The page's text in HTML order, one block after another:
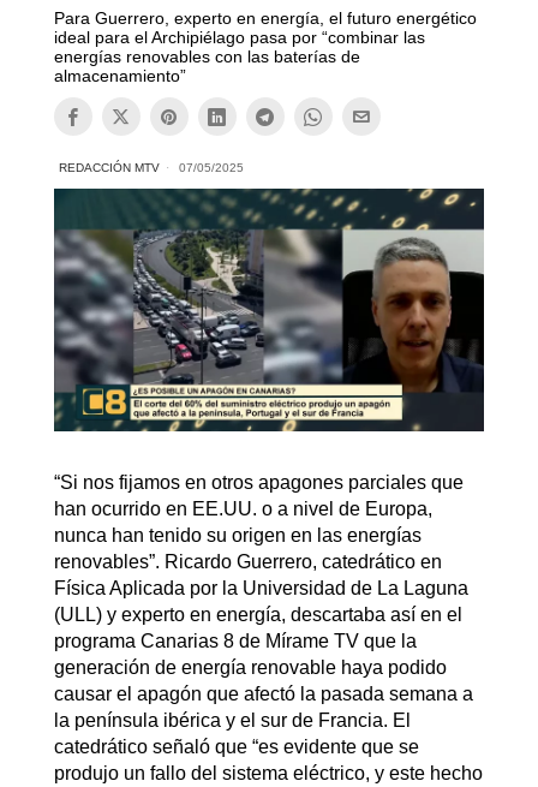
Para Guerrero, experto en energía, el futuro energético
ideal para el Archipiélago pasa por “combinar las
energías renovables con las baterías de
almacenamiento”
REDACCIÓN MTV 07/05/2025
“Si nos fijamos en otros apagones parciales que
han ocurrido en EE.UU. o a nivel de Europa,
nunca han tenido su origen en las energías
renovables”. Ricardo Guerrero, catedrático en
Física Aplicada por la Universidad de La Laguna
(ULL) y experto en energía, descartaba así en el
programa Canarias 8 de Mírame TV que la
generación de energía renovable haya podido
causar el apagón que afectó la pasada semana a
la península ibérica y el sur de Francia. El
catedrático señaló que “es evidente que se
produjo un fallo del sistema eléctrico, y este hecho